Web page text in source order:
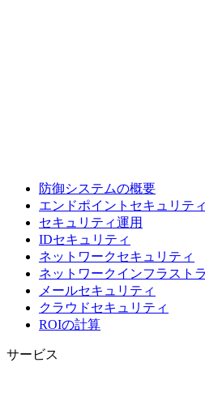
防御システムの概要
エンドポイントセキュリティ
セキュリティ運用
IDセキュリティ
ネットワークセキュリティ
ネットワークインフラスト
メールセキュリティ
クラウドセキュリティ
ROIの計算
サービス